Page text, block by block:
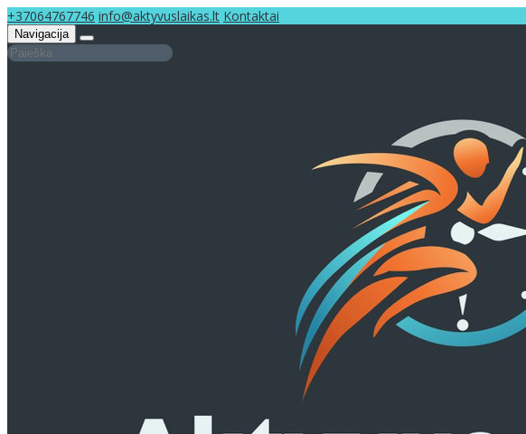
+37064767746 info@aktyvuslaikas.lt Kontaktai
Navigacija